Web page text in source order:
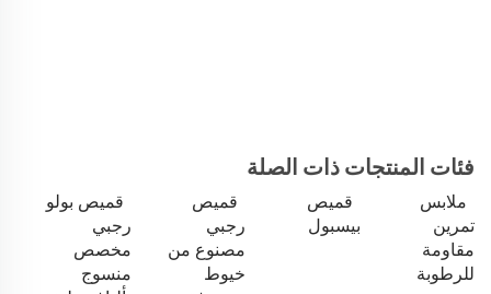
فئات المنتجات ذات الصلة
ملابس
تمرين
مقاومة
للرطوبة
قميص
بيسبول
قميص
رجبي
مصنوع من
خيوط
قميص بولو
رجبي
مخصص
منسوج